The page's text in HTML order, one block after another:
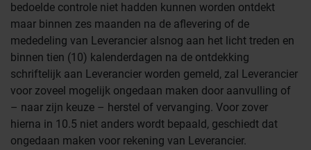
bedoelde controle niet hadden kunnen worden ontdekt
maar binnen zes maanden na de aflevering of de
mededeling van Leverancier alsnog aan het licht treden en
binnen tien (10) kalenderdagen na de ontdekking
schriftelijk aan Leverancier worden gemeld, zal Leverancier
voor zoveel mogelijk ongedaan maken door aanvulling of
– naar zijn keuze – herstel of vervanging. Voor zover
hierna in 10.5 niet anders wordt bepaald, geschiedt dat
ongedaan maken voor rekening van Leverancier.